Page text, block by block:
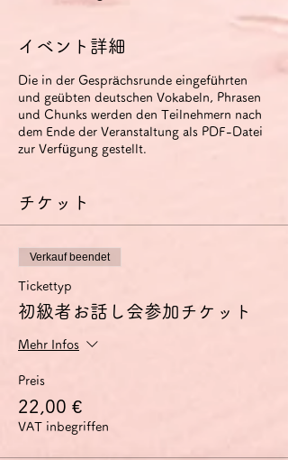
イベント詳細
Die in der Gesprächsrunde eingeführten
und geübten deutschen Vokabeln, Phrasen
und Chunks werden den Teilnehmern nach
dem Ende der Veranstaltung als PDF-Datei
zur Verfügung gestellt.
チケット
Verkauf beendet
Tickettyp
初級者お話し会参加チケット
Mehr Infos
Preis
22,00 €
VAT inbegriffen